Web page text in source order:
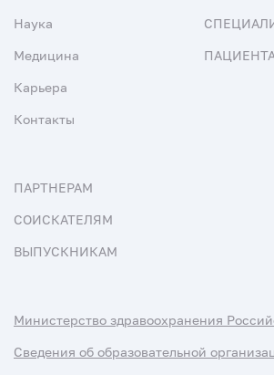
Наука
Медицина
Карьера
Контакты
ПАРТНЕРАМ
СОИСКАТЕЛЯМ
ВЫПУСКНИКАМ
Министерство здравоохранения
Сведения об образовательной